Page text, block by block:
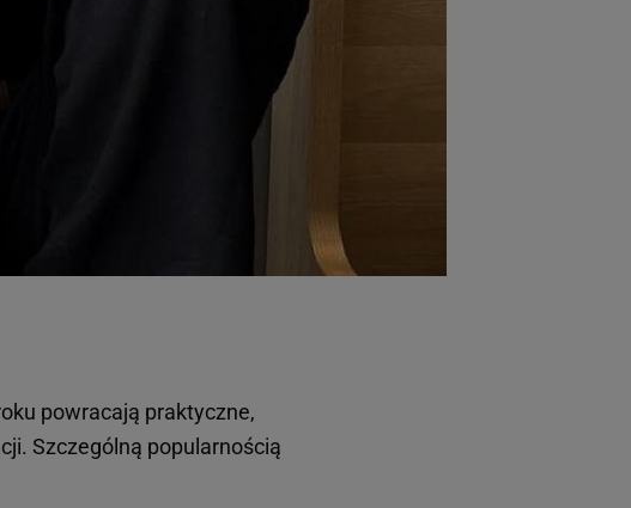
powracają praktyczne,
Szczególną popularnością